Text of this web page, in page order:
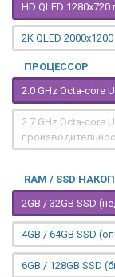
HD QLED 1280x720
2K QLED
ПРОЦЕССОР
2.0 GHz Octa-core
2.7 GHz Octa-core
RAM / SSD
2GB / 32GB SSD
4GB / 64GB SSD
6GB / 128GB SSD